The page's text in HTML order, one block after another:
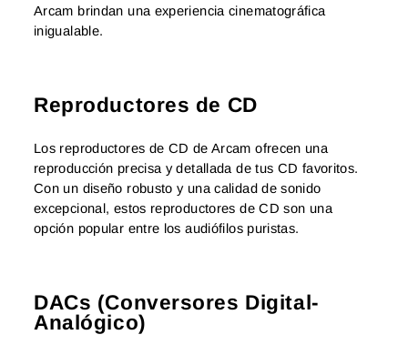
Arcam brindan una experiencia cinematográfica
inigualable.
Reproductores de CD
Los reproductores de CD de Arcam ofrecen una
reproducción precisa y detallada de tus CD favoritos.
Con un diseño robusto y una calidad de sonido
excepcional, estos reproductores de CD son una
opción popular entre los audiófilos puristas.
DACs (Conversores Digital-
Analógico)